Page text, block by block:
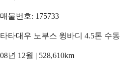
매물번호: 175733
타타대우 노부스 윙바디 4.5톤 수동
08년 12월 | 528,610km